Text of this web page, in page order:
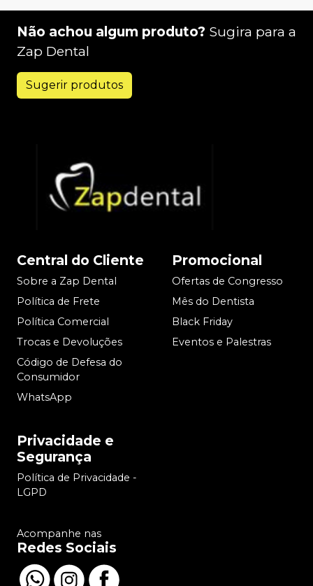
Não achou algum produto? Sugira para a
Zap Dental
Sugerir produtos
Central do Cliente
Sobre a Zap Dental
Política de Frete
Política Comercial
Trocas e Devoluções
Código de Defesa do
Consumidor
WhatsApp
Promocional
Ofertas de Congresso
Mês do Dentista
Black Friday
Eventos e Palestras
Privacidade e
Segurança
Política de Privacidade -
LGPD
Acompanhe nas
Redes Sociais